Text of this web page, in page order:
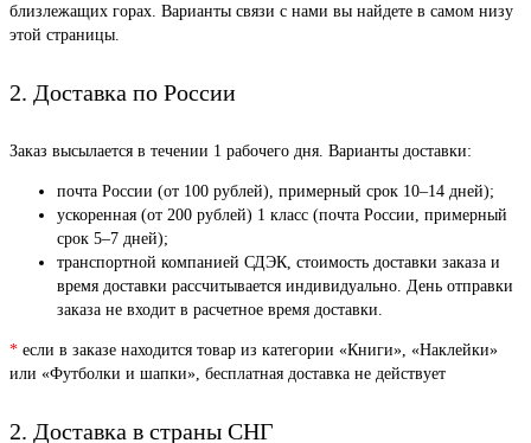
близлежащих горах. Варианты связи с нами вы найдете в самом низу
этой страницы.
2. Доставка по России
Заказ высылается в течении 1 рабочего дня. Варианты доставки:
почта России (от 100 рублей), примерный срок 10–14 дней);
ускоренная (от 200 рублей) 1 класс (почта России, примерный
срок 5–7 дней);
транспортной компанией СДЭК, стоимость доставки заказа и
время доставки рассчитывается индивидуально. День отправки
заказа не входит в расчетное время доставки.
* если в заказе находится товар из категории «Книги», «Наклейки»
или «Футболки и шапки», бесплатная доставка не действует
2. Доставка в страны СНГ